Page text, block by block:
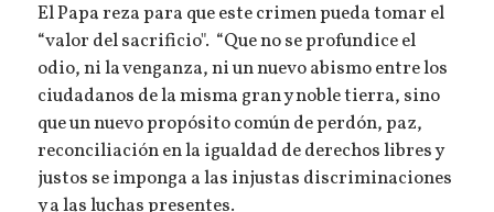
El Papa reza para que este crimen pueda tomar el
“valor del sacrificio". “Que no se profundice el
odio, ni la venganza, ni un nuevo abismo entre los
ciudadanos de la misma gran y noble tierra, sino
que un nuevo propósito común de perdón, paz,
reconciliación en la igualdad de derechos libres y
justos se imponga a las injustas discriminaciones